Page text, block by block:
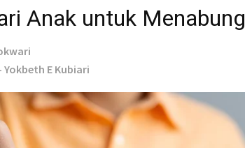
Anak untuk Menabung
Yokbeth E Kubiari